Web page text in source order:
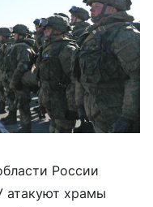
России
атакуют храмы